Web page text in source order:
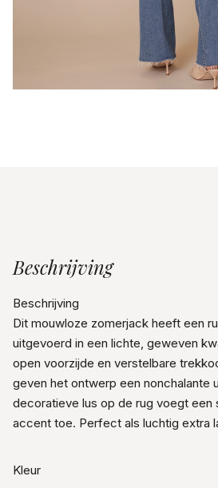
Beschrijving
Beschrijving
Dit mouwloze zomerjack heeft een
uitgevoerd in een lichte, geweven
open voorzijde en verstelbare
geven het ontwerp een nonchalante
decoratieve lus op de rug voegt een
accent toe. Perfect als luchtig extra
Kleur